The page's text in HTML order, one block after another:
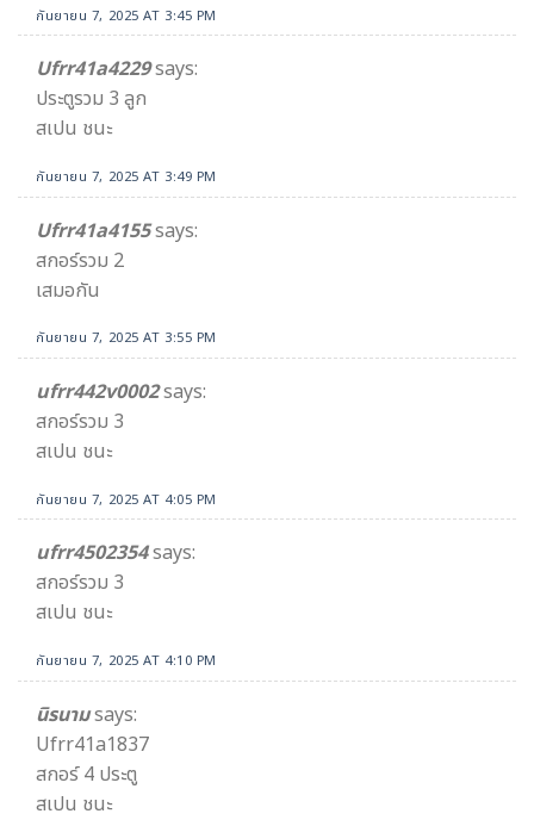
กันยายน 7, 2025 AT 3:45 PM
Ufrr41a4229says:
ประตูรวม 3 ลูก
สเปน ชนะ
กันยายน 7, 2025 AT 3:49 PM
Ufrr41a4155says:
สกอร์รวม 2
เสมอกัน
กันยายน 7, 2025 AT 3:55 PM
ufrr442v0002says:
สกอร์รวม 3
สเปน ชนะ
กันยายน 7, 2025 AT 4:05 PM
ufrr4502354says:
สกอร์รวม 3
สเปน ชนะ
กันยายน 7, 2025 AT 4:10 PM
นิรนามsays:
Ufrr41a1837
สกอร์ 4 ประตู
สเปน ชนะ